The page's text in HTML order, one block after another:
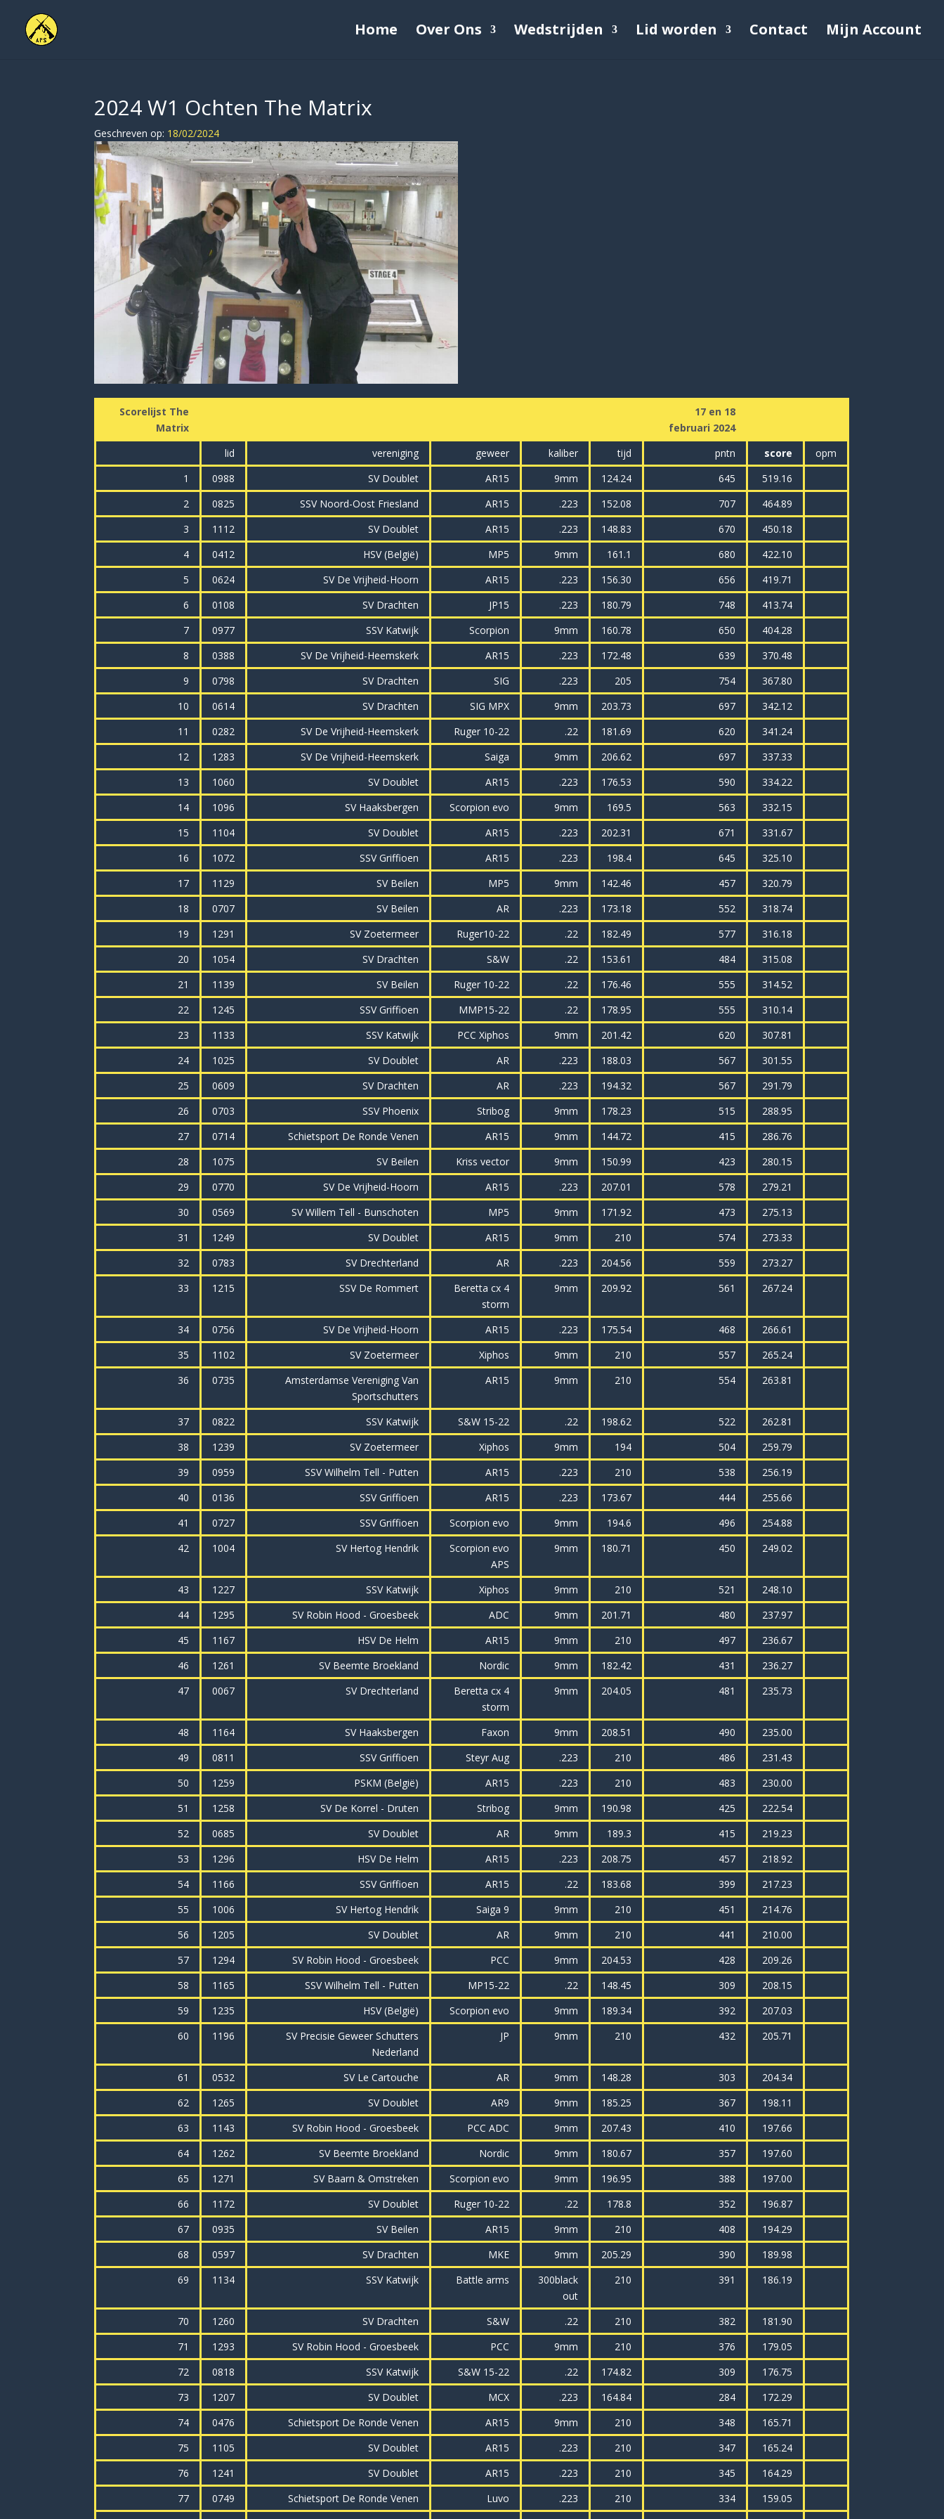
Home Over Ons Wedstrijden Lid worden Contact Mijn Account
2024 W1 Ochten The Matrix
Geschreven op: 18/02/2024
Scorelijst The
Matrix
17 en 18
februari 2024
lid
vereniging geweer kaliber tijd pntn score
opm
1
0988 SV Doublet AR15 9mm 124.24 645
519.16
2
0825 SSV Noord-Oost Friesland AR15 .223 152.08 707
464.89
3
1112 SV Doublet AR15 .223 148.83 670
450.18
4
0412 HSV (België) MP5 9mm 161.1 680
422.10
5
0624 SV De Vrijheid-Hoorn AR15 .223 156.30 656
419.71
6
0108 SV Drachten JP15 .223 180.79 748
413.74
7
0977 SSV Katwijk Scorpion 9mm 160.78 650
404.28
8
0388 SV De Vrijheid-Heemskerk AR15 .223 172.48 639
370.48
9
0798 SV Drachten SIG .223 205 754
367.80
10
0614 SV Drachten SIG MPX 9mm 203.73 697
342.12
11
0282 SV De Vrijheid-Heemskerk Ruger 10-22 .22 181.69 620
341.24
12
1283 SV De Vrijheid-Heemskerk Saiga 9mm 206.62 697
337.33
13
1060 SV Doublet AR15 .223 176.53 590
334.22
14
1096 SV Haaksbergen Scorpion evo 9mm 169.5 563
332.15
15
1104 SV Doublet AR15 .223 202.31 671
331.67
16
1072 SSV Griffioen AR15 .223 198.4 645
325.10
17
1129 SV Beilen MP5 9mm 142.46 457
320.79
18
0707 SV Beilen AR .223 173.18 552
318.74
19
1291 SV Zoetermeer Ruger10-22 .22 182.49 577
316.18
20
1054 SV Drachten S&W .22 153.61 484
315.08
21
1139 SV Beilen Ruger 10-22 .22 176.46 555
314.52
22
1245 SSV Griffioen MMP15-22 .22 178.95 555
310.14
23
1133 SSV Katwijk PCC Xiphos 9mm 201.42 620
307.81
24
1025 SV Doublet AR .223 188.03 567
301.55
25
0609 SV Drachten AR .223 194.32 567
291.79
26
0703 SSV Phoenix Stribog 9mm 178.23 515
288.95
27
0714 Schietsport De Ronde Venen AR15 9mm 144.72 415
286.76
28
1075 SV Beilen Kriss vector 9mm 150.99 423
280.15
29
0770 SV De Vrijheid-Hoorn AR15 .223 207.01 578
279.21
30
0569 SV Willem Tell - Bunschoten MP5 9mm 171.92 473
275.13
31
1249 SV Doublet AR15 9mm 210 574
273.33
32
0783 SV Drechterland AR .223 204.56 559
273.27
33
1215 SSV De Rommert
Beretta cx 4
storm
9mm 209.92 561 267.24
34 0756 SV De Vrijheid-Hoorn AR15 .223 175.54 468
266.61
35
1102 SV Zoetermeer Xiphos 9mm 210 557
265.24
36
0735
Amsterdamse Vereniging Van
Sportschutters
AR15 9mm 210 554 263.81
37 0822 SSV Katwijk S&W 15-22 .22 198.62 522
262.81
38
1239 SV Zoetermeer Xiphos 9mm 194 504
259.79
39
0959 SSV Wilhelm Tell - Putten AR15 .223 210 538
256.19
40
0136 SSV Griffioen AR15 .223 173.67 444
255.66
41
0727 SSV Griffioen Scorpion evo 9mm 194.6 496
254.88
42
1004 SV Hertog Hendrik
Scorpion evo
APS
9mm 180.71 450 249.02
43 1227 SSV Katwijk Xiphos 9mm 210 521
248.10
44
1295 SV Robin Hood - Groesbeek ADC 9mm 201.71 480
237.97
45
1167 HSV De Helm AR15 9mm 210 497
236.67
46
1261 SV Beemte Broekland Nordic 9mm 182.42 431
236.27
47
0067 SV Drechterland
Beretta cx 4
storm
9mm 204.05 481 235.73
48 1164 SV Haaksbergen Faxon 9mm 208.51 490
235.00
49
0811 SSV Griffioen Steyr Aug .223 210 486
231.43
50
1259 PSKM (België) AR15 .223 210 483
230.00
51
1258 SV De Korrel - Druten Stribog 9mm 190.98 425
222.54
52
0685 SV Doublet AR 9mm 189.3 415
219.23
53
1296 HSV De Helm AR15 .223 208.75 457
218.92
54
1166 SSV Griffioen AR15 .22 183.68 399
217.23
55
1006 SV Hertog Hendrik Saiga 9 9mm 210 451
214.76
56
1205 SV Doublet AR 9mm 210 441
210.00
57
1294 SV Robin Hood - Groesbeek PCC 9mm 204.53 428
209.26
58
1165 SSV Wilhelm Tell - Putten MP15-22 .22 148.45 309
208.15
59
1235 HSV (België) Scorpion evo 9mm 189.34 392
207.03
60
1196
SV Precisie Geweer Schutters
Nederland
JP 9mm 210 432 205.71
61 0532 SV Le Cartouche AR 9mm 148.28 303
204.34
62
1265 SV Doublet AR9 9mm 185.25 367
198.11
63
1143 SV Robin Hood - Groesbeek PCC ADC 9mm 207.43 410
197.66
64
1262 SV Beemte Broekland Nordic 9mm 180.67 357
197.60
65
1271 SV Baarn & Omstreken Scorpion evo 9mm 196.95 388
197.00
66
1172 SV Doublet Ruger 10-22 .22 178.8 352
196.87
67
0935 SV Beilen AR15 9mm 210 408
194.29
68
0597 SV Drachten MKE 9mm 205.29 390
189.98
69
1134 SSV Katwijk Battle arms
300black
out
210 391 186.19
70 1260 SV Drachten S&W .22 210 382
181.90
71
1293 SV Robin Hood - Groesbeek PCC 9mm 210 376
179.05
72
0818 SSV Katwijk S&W 15-22 .22 174.82 309
176.75
73
1207 SV Doublet MCX .223 164.84 284
172.29
74
0476 Schietsport De Ronde Venen AR15 9mm 210 348
165.71
75
1105 SV Doublet AR15 .223 210 347
165.24
76
1241 SV Doublet AR15 .223 210 345
164.29
77
0749 Schietsport De Ronde Venen Luvo .223 210 334
159.05